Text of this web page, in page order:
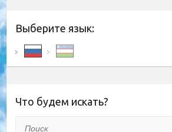
Выберите язык:
Что будем искать?